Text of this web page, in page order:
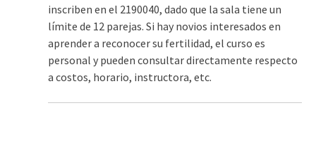
inscriben en el 2190040, dado que la sala tiene un
límite de 12 parejas. Si hay novios interesados en
aprender a reconocer su fertilidad, el curso es
personal y pueden consultar directamente respecto
a costos, horario, instructora, etc.